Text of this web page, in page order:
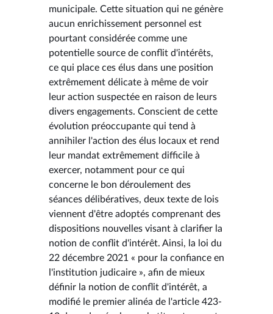
municipale. Cette situation qui ne génère
aucun enrichissement personnel est
pourtant considérée comme une
potentielle source de conflit d'intérêts,
ce qui place ces élus dans une position
extrêmement délicate à même de voir
leur action suspectée en raison de leurs
divers engagements. Conscient de cette
évolution préoccupante qui tend à
annihiler l'action des élus locaux et rend
leur mandat extrêmement difficile à
exercer, notamment pour ce qui
concerne le bon déroulement des
séances délibératives, deux texte de lois
viennent d'être adoptés comprenant des
dispositions nouvelles visant à clarifier la
notion de conflit d'intérêt. Ainsi, la loi du
22 décembre 2021 « pour la confiance en
l'institution judicaire », afin de mieux
définir la notion de conflit d'intérêt, a
modifié le premier alinéa de l'article 423-